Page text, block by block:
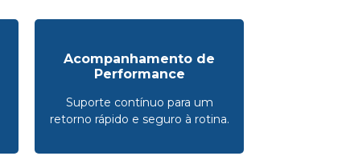
Acompanhamento de
Performance
Suporte contínuo para um
retorno rápido e seguro à rotina.